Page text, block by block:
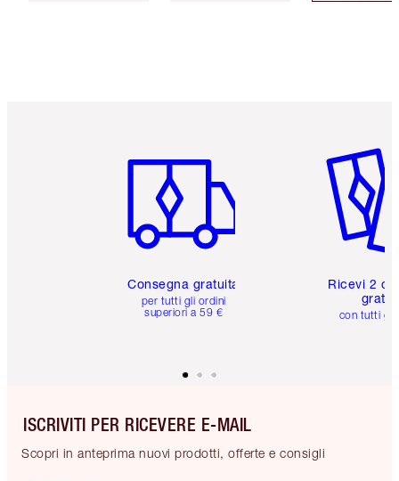
Consegna gratuita
per tutti gli ordini
superiori a 59 €
Ricevi 2
con tutti gli
ISCRIVITI PER RICEVERE E-MAIL
Scopri in anteprima nuovi prodotti, offerte e consigli